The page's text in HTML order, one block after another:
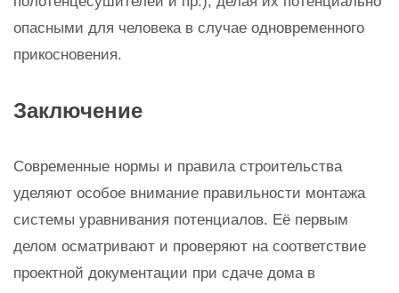
опасными для человека в случае одновременного
прикосновения.
Заключение
Современные нормы и правила строительства
уделяют особое внимание правильности монтажа
системы уравнивания потенциалов. Её первым
делом осматривают и проверяют на соответствие
проектной документации при сдаче дома в